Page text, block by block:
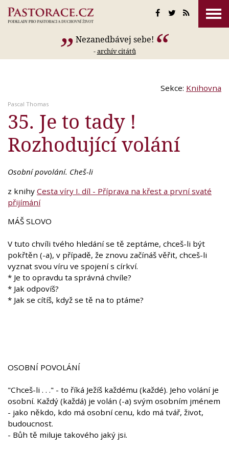
Nezanedbávej sebe!
-archív citátů
Sekce: Knihovna
Pascal Thomas
35. Je to tady !
Rozhodující volání
Osobní povolání. Cheš-li
z knihy Cesta víry I. díl - Příprava na křest a první svaté
přijímání
MÁŠ SLOVO
V tuto chvíli tvého hledání se tě zeptáme, chceš-li být
pokřtěn (-a), v případě, že znovu začínáš věřit, chceš-li
vyznat svou víru ve spojení s církví.
* Je to opravdu ta správná chvíle?
* Jak odpovíš?
* Jak se cítíš, když se tě na to ptáme?
OSOBNÍ POVOLÁNÍ
"Chceš-li . . ." - to říká Ježíš každému (každé). Jeho volání je
osobní. Každý (každá) je volán (-a) svým osobním jménem
- jako někdo, kdo má osobní cenu, kdo má tvář, život,
budoucnost.
- Bůh tě miluje takového jaký jsi.